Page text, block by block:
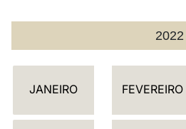
2022
C
L
JANEIRO FEVEREIRO